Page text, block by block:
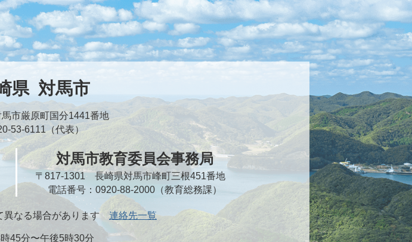
県 対馬市
市厳原町国分1441番地
53-6111（代表）
対馬市教育委員会事務局
〒817-1301 長崎県対馬市峰町三根451番地
電話番号：0920-88-2000（教育総務課）
異なる場合があります連絡先一覧
45分〜午後5時30分